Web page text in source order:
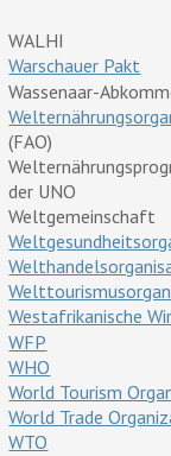
WALHI
Warschauer Pakt
Wassenaar-
(FAO)
der UNO
Weltgemeinschaft
Westafrikanische
WFP
WHO
World Tourism
World Trade
WTO